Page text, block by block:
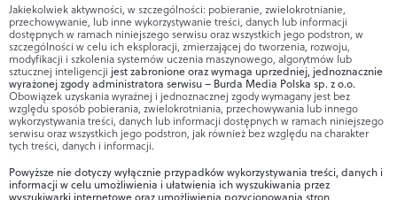
Jakiekolwiek aktywności, w szczególności: pobieranie, zwielokrotnianie,
przechowywanie, lub inne wykorzystywanie treści, danych lub informacji
dostępnych w ramach niniejszego serwisu oraz wszystkich jego podstron, w
szczególności w celu ich eksploracji, zmierzającej do tworzenia, rozwoju,
modyfikacji i szkolenia systemów uczenia maszynowego, algorytmów lub
sztucznej inteligencji jest zabronione oraz wymaga uprzedniej, jednoznacznie
wyrażonej zgody administratora serwisu – Burda Media Polska sp. z o.o.
Obowiązek uzyskania wyraźnej i jednoznacznej zgody wymagany jest bez
względu sposób pobierania, zwielokrotniania, przechowywania lub innego
wykorzystywania treści, danych lub informacji dostępnych w ramach niniejszego
serwisu oraz wszystkich jego podstron, jak również bez względu na charakter
tych treści, danych i informacji.
Powyższe nie dotyczy wyłącznie przypadków wykorzystywania treści, danych i
informacji w celu umożliwienia i ułatwienia ich wyszukiwania przez
wyszukiwarki internetowe oraz umożliwienia pozycjonowania stron